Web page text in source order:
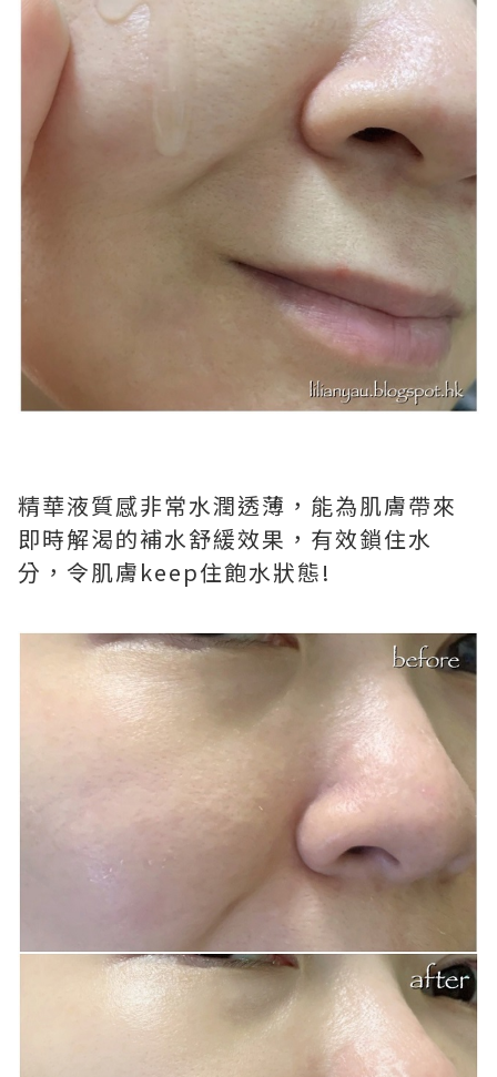
精華液質感非常水潤透薄，能為肌膚帶來
即時解渴的補水舒緩效果，有效鎖住水
分，令肌膚keep住飽水狀態!